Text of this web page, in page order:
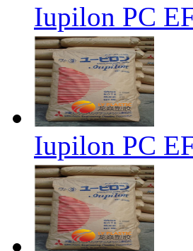
Iupilon PC
Iupilon PC